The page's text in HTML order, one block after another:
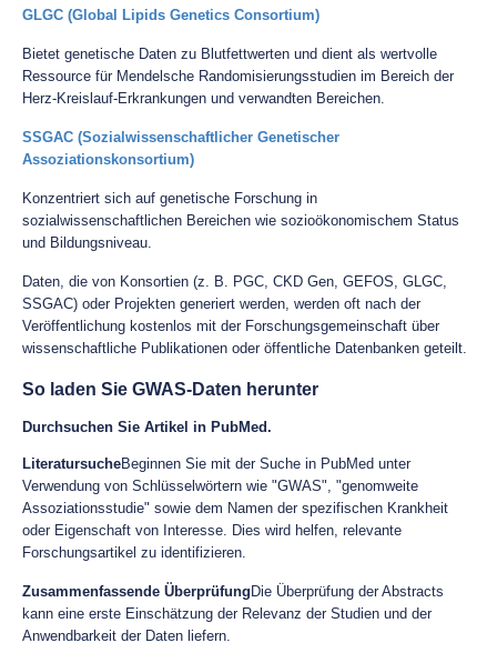
GLGC (Global Lipids Genetics Consortium)
Bietet genetische Daten zu Blutfettwerten und dient als wertvolle
Ressource für Mendelsche Randomisierungsstudien im Bereich der
Herz-Kreislauf-Erkrankungen und verwandten Bereichen.
SSGAC (Sozialwissenschaftlicher Genetischer
Assoziationskonsortium)
Konzentriert sich auf genetische Forschung in
sozialwissenschaftlichen Bereichen wie sozioökonomischem Status
und Bildungsniveau.
Daten, die von Konsortien (z. B. PGC, CKD Gen, GEFOS, GLGC,
SSGAC) oder Projekten generiert werden, werden oft nach der
Veröffentlichung kostenlos mit der Forschungsgemeinschaft über
wissenschaftliche Publikationen oder öffentliche Datenbanken geteilt.
So laden Sie GWAS-Daten herunter
Durchsuchen Sie Artikel in PubMed.
LiteratursucheBeginnen Sie mit der Suche in PubMed unter
Verwendung von Schlüsselwörtern wie "GWAS", "genomweite
Assoziationsstudie" sowie dem Namen der spezifischen Krankheit
oder Eigenschaft von Interesse. Dies wird helfen, relevante
Forschungsartikel zu identifizieren.
Zusammenfassende Überprüfung Die Überprüfung der Abstracts
kann eine erste Einschätzung der Relevanz der Studien und der
Anwendbarkeit der Daten liefern.